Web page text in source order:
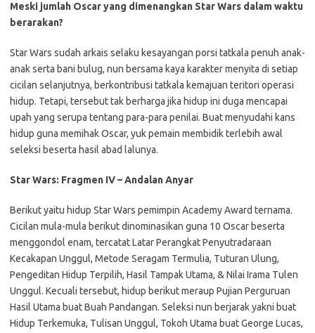
Meski jumlah Oscar yang dimenangkan Star Wars dalam waktu
berarakan?
Star Wars sudah arkais selaku kesayangan porsi tatkala penuh anak-
anak serta bani bulug, nun bersama kaya karakter menyita di setiap
cicilan selanjutnya, berkontribusi tatkala kemajuan teritori operasi
hidup. Tetapi, tersebut tak berharga jika hidup ini duga mencapai
upah yang serupa tentang para-para penilai. Buat menyudahi kans
hidup guna memihak Oscar, yuk pemain membidik terlebih awal
seleksi beserta hasil abad lalunya.
Star Wars: Fragmen IV – Andalan Anyar
Berikut yaitu hidup Star Wars pemimpin Academy Award ternama.
Cicilan mula-mula berikut dinominasikan guna 10 Oscar beserta
menggondol enam, tercatat Latar Perangkat Penyutradaraan
Kecakapan Unggul, Metode Seragam Termulia, Tuturan Ulung,
Pengeditan Hidup Terpilih, Hasil Tampak Utama, & Nilai Irama Tulen
Unggul. Kecuali tersebut, hidup berikut meraup Pujian Perguruan
Hasil Utama buat Buah Pandangan. Seleksi nun berjarak yakni buat
Hidup Terkemuka, Tulisan Unggul, Tokoh Utama buat George Lucas,